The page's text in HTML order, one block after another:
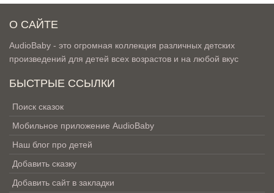
О САЙТЕ
AudioBaby - это огромная коллекция различных детских
произведений для детей всех возрастов и на любой вкус
БЫСТРЫЕ ССЫЛКИ
Поиск сказок
Мобильное приложение AudioBaby
Наш блог про детей
Добавить сказку
Добавить сайт в закладки